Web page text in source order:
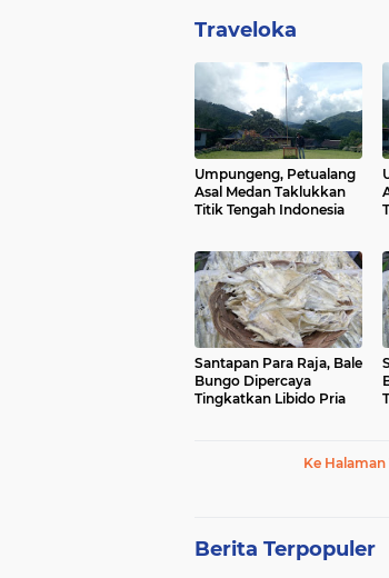
Traveloka
Umpungeng, Petualang
Asal Medan Taklukkan
Titik Tengah Indonesia
Santapan Para Raja, Bale
Bungo Dipercaya
Tingkatkan Libido Pria
Ke Halaman
Berita Terpopuler